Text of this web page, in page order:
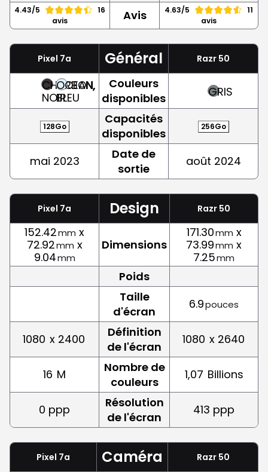
4.43/5
16
avis
Avis 4.63/5
11
avis
Pixel 7a Général Razr 50
CHARBON,
NOIR
OCEAN,
BLEU
Couleurs
disponibles
GRIS
128Go
Capacités
disponibles
256Go
mai 2023
Date de
sortie
août 2024
Pixel 7a Design Razr 50
152.42mm x
72.92mm x
9.04mm
Dimensions
171.30mm x
73.99mm x
7.25mm
Poids
Taille
d'écran
6.9pouces
1080 x 2400
Définition
de l'écran
1080 x 2640
16 M
Nombre de
couleurs
1,07 Billions
0 ppp
Résolution
de l'écran
413 ppp
Pixel 7a Caméra Razr 50